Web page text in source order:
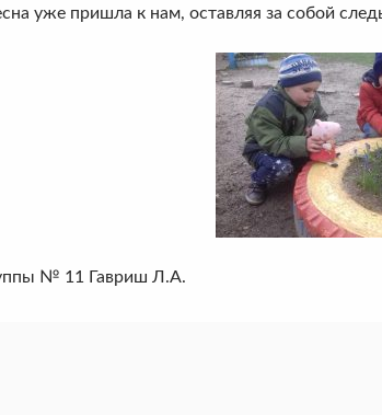
уже пришла к нам, оставляя за собой
№ 11 Гавриш Л.А.